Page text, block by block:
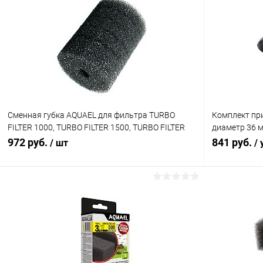
Сменная губка AQUAEL для фильтра TURBO
FILTER 1000, TURBO FILTER 1500, TURBO FILTER
2000; для помпы CIRСULATOR 1000, CIRCULATOR
972 руб. / шт
Сравнение
В наличии
Комплект
диаметр 36
2,3; TURBO
841 руб. /
Купить в
В